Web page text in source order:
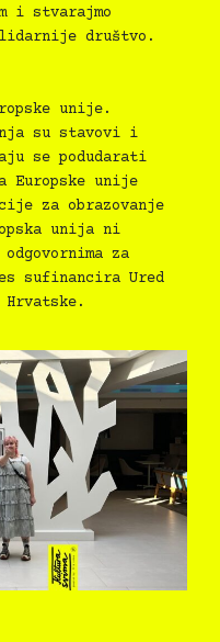
i stvarajmo
društvo.
unije.
su stavovi i
se podudarati
Europske unije
za obrazovanje
unija ni
za
sufinancira Ured
Hrvatske.